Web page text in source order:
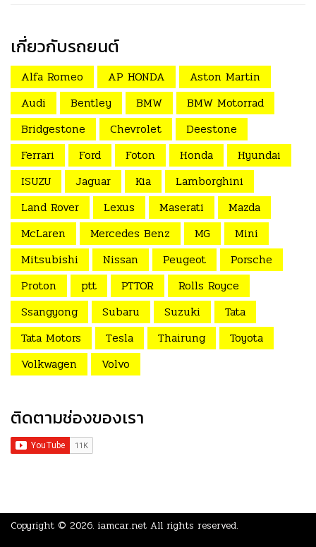
เกี่ยวกับรถยนต์
Alfa Romeo AP HONDA
Aston Martin
Audi
Bentley BMW
BMW Motorrad
Bridgestone
Chevrolet
Deestone
Ferrari
Ford Foton Honda
Hyundai
ISUZU
Jaguar Kia
Lamborghini
Land Rover
Lexus Maserati
Mazda
McLaren
Mercedes Benz MG
Mini
Mitsubishi
Nissan Peugeot
Porsche
Proton
ptt PTTOR
Rolls Royce
Ssangyong
Subaru Suzuki
Tata
Tata Motors
Tesla Thairung
Toyota
Volkwagen
Volvo
ติดตามช่องของเรา
Copyright © 2026. iamcar.net All rights reserved.